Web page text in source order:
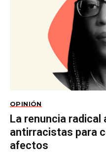
OPINIÓN
La renuncia radical
antirracistas para
afectos